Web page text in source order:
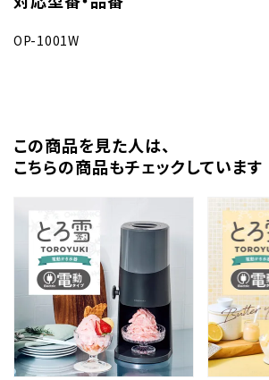
OP-1001W
この商品を⾒た⼈は、
こちらの商品もチェックしています